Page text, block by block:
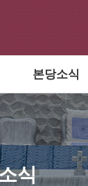
본당소식
식